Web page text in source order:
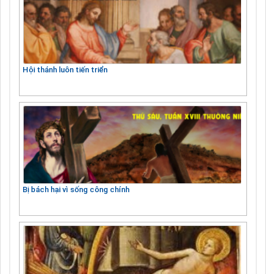
Hội thánh luôn tiến triển
Bị bách hại vì sống công chính